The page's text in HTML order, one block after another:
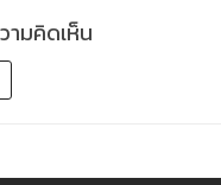
ามคิดเห็น